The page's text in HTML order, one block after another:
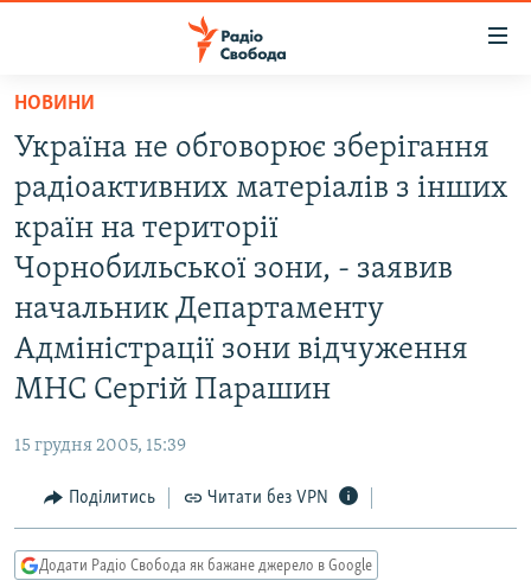
Перейти
основного
матеріалу
Перейти
до
основної
навігації
Перейти
до
пошуку
РАДІО СВОБОДА – 70 РОКІВ
ВСЕ ЗА ДОБУ
СТАТТІ
ПОЛІТИКА
СУСПІЛЬСТВО
КУЛЬТУРА
СВІТ
ВІЙНА
РОСІЙСЬКА «ФІЛЬТРАЦІЯ»
ДОНБАС.РЕАЛІЇ
КРИМ.РЕАЛІЇ
КИТАЙ.ВИКЛИКИ
МУЛЬТИМЕДІА
НОВИНИ
Україна не обговорює зберігання
радіоактивних матеріалів з інших
країн на території
Чорнобильської зони, - заявив
начальник Департаменту
Адміністрації зони відчуження
МНС Сергій Парашин
15 грудня 2005, 15:39
Поділитись Читати без VPN
Додати Радіо Свобода як бажане джерело в Google